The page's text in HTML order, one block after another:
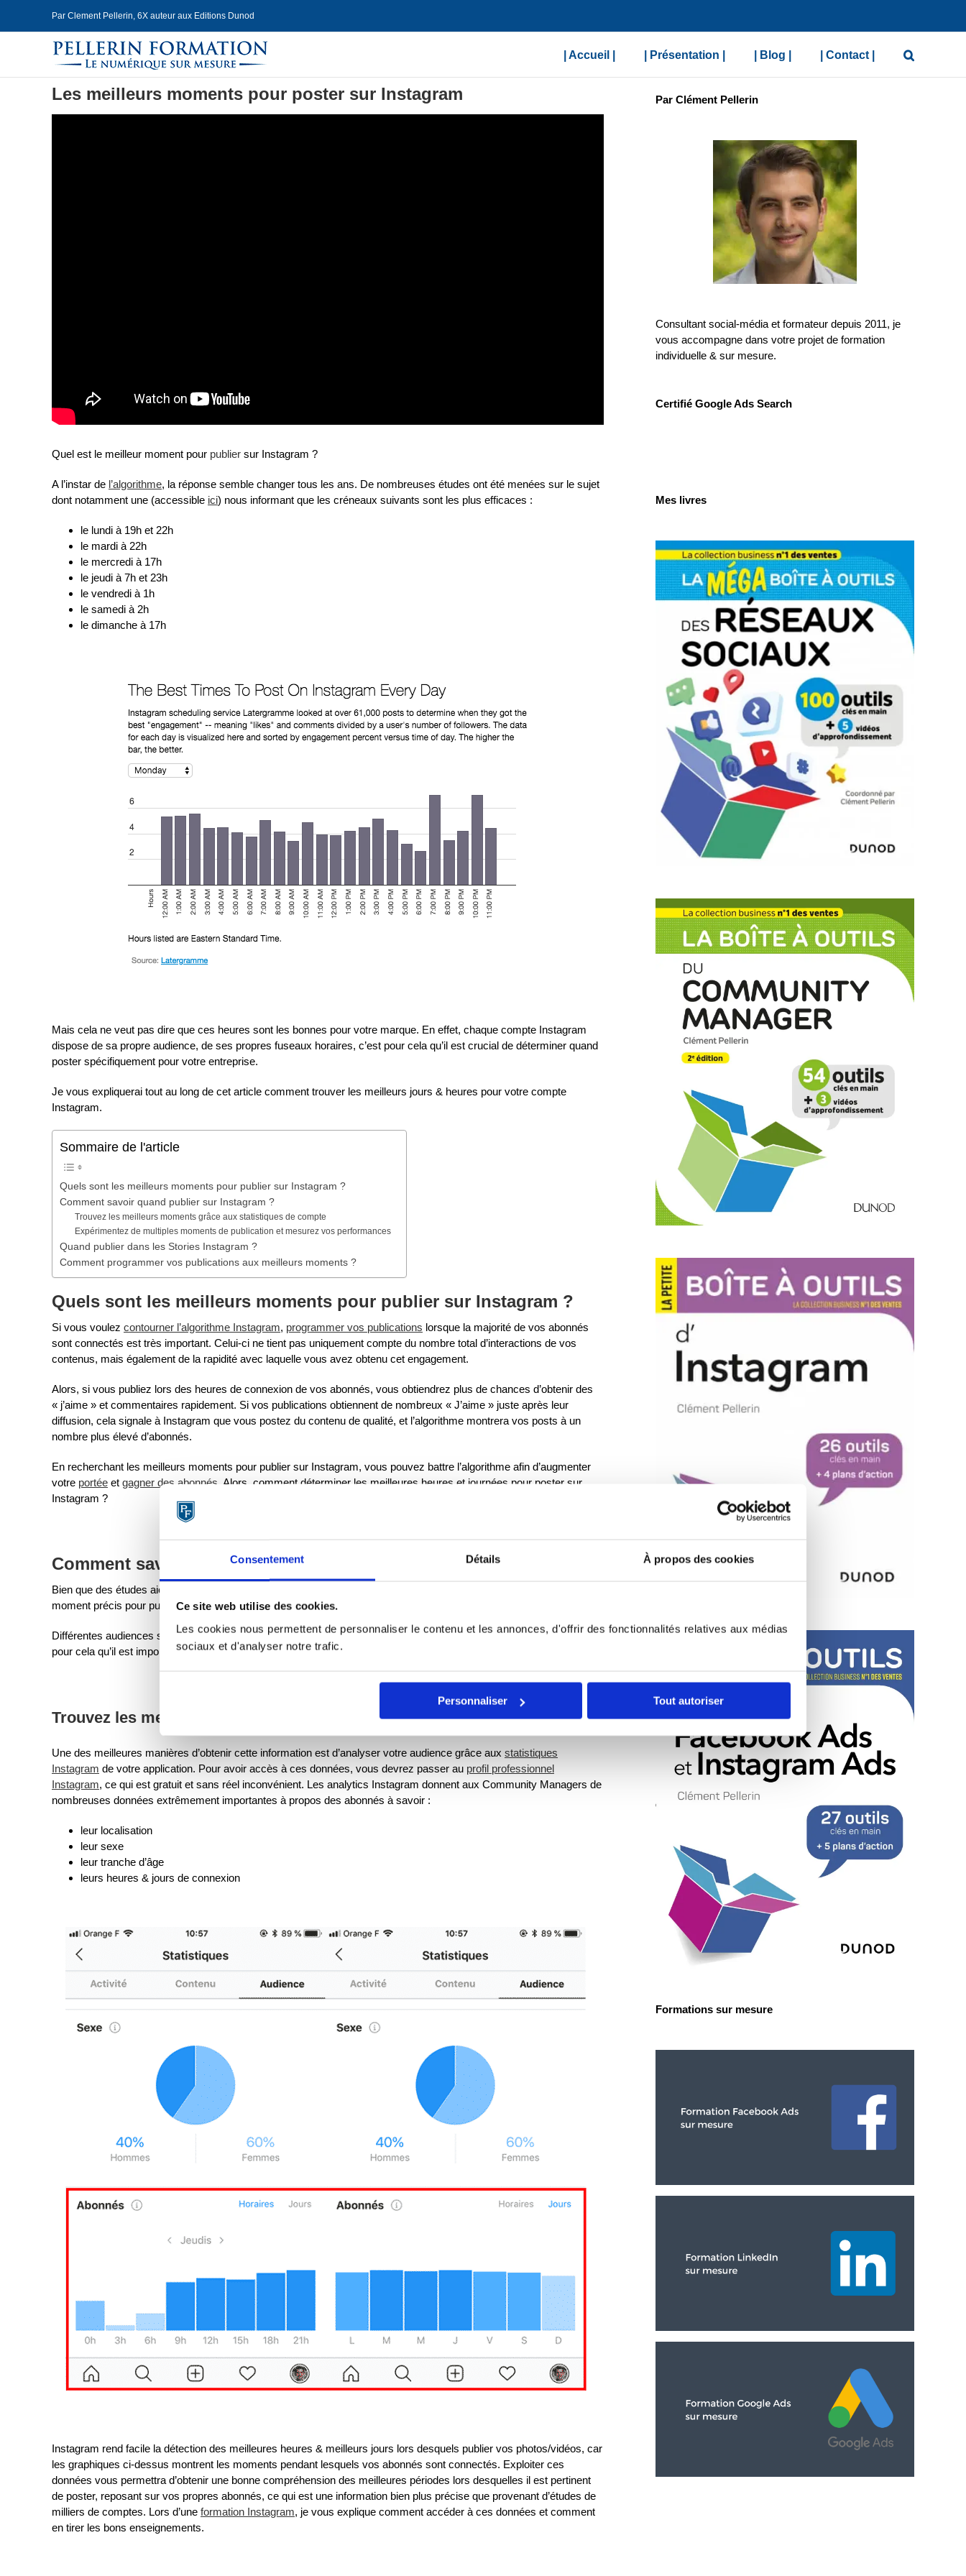
Consentement Détails À propos des cookies
Ce site web utilise des cookies.
Les cookies nous permettent de personnaliser le contenu et les annonces, d'offrir des fonctionnalités relatives aux médias
sociaux et d'analyser notre trafic.
Personnaliser Tout autoriser
Par Clement Pellerin, 6X auteur aux Editions Dunod
| Accueil | | Présentation | | Blog | | Contact |
Les meilleurs moments pour poster sur Instagram
Quel est le meilleur moment pour publier sur Instagram ?
A l’instar de l’algorithme, la réponse semble changer tous les ans. De nombreuses études ont été menées sur le sujet
dont notamment une (accessible ici) nous informant que les créneaux suivants sont les plus efficaces :
le lundi à 19h et 22h
le mardi à 22h
le mercredi à 17h
le jeudi à 7h et 23h
le vendredi à 1h
le samedi à 2h
le dimanche à 17h
Mais cela ne veut pas dire que ces heures sont les bonnes pour votre marque. En effet, chaque compte Instagram
dispose de sa propre audience, de ses propres fuseaux horaires, c’est pour cela qu’il est crucial de déterminer quand
poster spécifiquement pour votre entreprise.
Je vous expliquerai tout au long de cet article comment trouver les meilleurs jours & heures pour votre compte
Instagram.
Sommaire de l'article
Quels sont les meilleurs moments pour publier sur Instagram ?
Comment savoir quand publier sur Instagram ?
Trouvez les meilleurs moments grâce aux statistiques de compte
Expérimentez de multiples moments de publication et mesurez vos performances
Quand publier dans les Stories Instagram ?
Comment programmer vos publications aux meilleurs moments ?
Quels sont les meilleurs moments pour publier sur Instagram ?
Si vous voulez contourner l’algorithme Instagram, programmer vos publications lorsque la majorité de vos abonnés
sont connectés est très important. Celui-ci ne tient pas uniquement compte du nombre total d’interactions de vos
contenus, mais également de la rapidité avec laquelle vous avez obtenu cet engagement.
Alors, si vous publiez lors des heures de connexion de vos abonnés, vous obtiendrez plus de chances d’obtenir des
« j’aime » et commentaires rapidement. Si vos publications obtiennent de nombreux « J’aime » juste après leur
diffusion, cela signale à Instagram que vous postez du contenu de qualité, et l’algorithme montrera vos posts à un
nombre plus élevé d’abonnés.
En recherchant les meilleurs moments pour publier sur Instagram, vous pouvez battre l’algorithme afin d’augmenter
votre portée et gagner des abonnés . Alors, comment déterminer les meilleures heures et journées pour poster sur
Instagram ?
Comment savoir quand publier sur Instagram ?
Bien que des études aient été menées sur le sujet, il est très difficile de dire dans la réalité qu’il existe un meilleur
moment précis pour publier.
Différentes audiences seront actives à différents moments, et cela peut varier en fonction des fuseaux horaires, c’est
pour cela qu’il est important de trouvervos propres meilleures périodes
Trouvez les meilleurs moments grâce aux statistiques de compte
Une des meilleures manières d’obtenir cette information est d’analyser votre audience grâce aux statistiques
Instagram de votre application. Pour avoir accès à ces données, vous devrez passer au profil professionnel
Instagram, ce qui est gratuit et sans réel inconvénient. Les analytics Instagram donnent aux Community Managers de
nombreuses données extrêmement importantes à propos des abonnés à savoir :
leur localisation
leur sexe
leur tranche d’âge
leurs heures & jours de connexion
Instagram rend facile la détection des meilleures heures & meilleurs jours lors desquels publier vos photos/vidéos, car
les graphiques ci-dessus montrent les moments pendant lesquels vos abonnés sont connectés. Exploiter ces
données vous permettra d’obtenir une bonne compréhension des meilleures périodes lors desquelles il est pertinent
de poster, reposant sur vos propres abonnés, ce qui est une information bien plus précise que provenant d’études de
milliers de comptes. Lors d’une formation Instagram, je vous explique comment accéder à ces données et comment
en tirer les bons enseignements.
Par Clément Pellerin
Consultant social-média et formateur depuis 2011, je
vous accompagne dans votre projet de formation
individuelle & sur mesure.
Certifié Google Ads Search
Mes livres
Formations sur mesure